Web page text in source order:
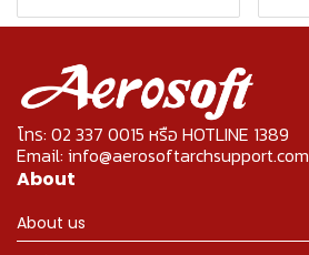
โทร: 02 337 0015 หรือ HOTLINE 1389
Email: info@aerosoftarchsupport.com
About
About us